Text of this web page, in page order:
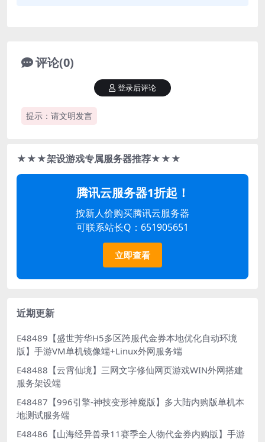
评论(0)
提示：请文明发言
登录后评论
★★★架设游戏专属服务器推荐★★★
腾讯云服务器1折起！
按新人价购买腾讯云服务器
可联系站长Q：651905651
立即查看
近期更新
E48489【盛世芳华H5多区跨服代金券本地优化自动环境
版】手游VM单机镜像端+Linux外网服务端
E48488【云霄仙境】三网文字修仙网页游戏WIN外网搭建
服务架设端
E48487【996引擎-神技变形神魔版】多大陆内购版单机本
地测试服务端
E48486【山海经异兽录11赛季全人物代金券内购版】手游